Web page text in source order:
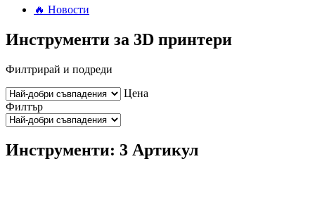
🔥 Новости
Инструменти за 3D принтери
Филтрирай и подреди
Цена
Филтър
Инструменти: 3 Артикул